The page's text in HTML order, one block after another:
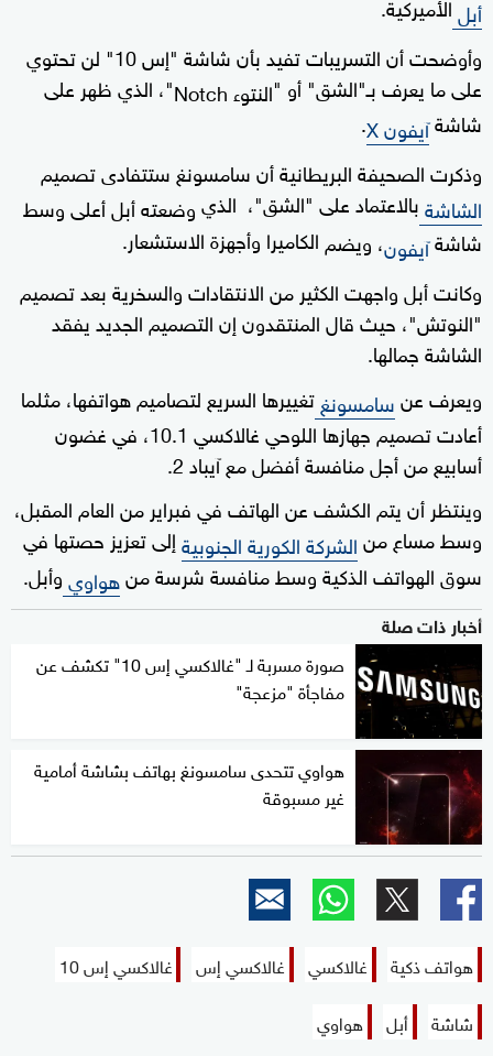
أبل
وأوضحت أن التسريبات تفيد بأن شاشة "إس 10" لن تحتوي
على ما يعرف بـ"الشق" أو "النتوء Notch
"، الذي ظهر على
شاشةآيفون X .
وذكرت الصحيفة البريطانية أن سامسونغ ستتفادى تصميم
الشاشةبالاعتماد على "الشق"، الذيوضعته أبل أعلى وسط
شاشةآيفون، ويضم الكاميرا وأجهزة الاستشعار.
وكانت أبل واجهت الكثير من الانتقادات والسخرية بعد تصميم
"النوتش"، حيث قال المنتقدون إن التصميم الجديد يفقد
الشاشة جمالها.
ويعرف عنسامسونغتغييرها السريع لتصاميم هواتفها، مثلما
أعادت تصميم جهازها اللوحي غالاكسي 10.1، في غضون
أسابيع من أجل منافسة أفضل مع آيباد 2.
وينتظر أن يتم الكشف عن الهاتف في فبراير من العام المقبل،
وسط مساع منالشركة الكورية الجنوبيةإلى تعزيز حصتها في
سوق الهواتف الذكية وسط منافسة شرسة منهواويوأبل.
أخبار ذات صلة
صورة مسربة لـ "غالاكسي إس 10" تكشف عن
مفاجأة "مزعجة"
هواوي تتحدى سامسونغ بهاتف بشاشة أمامية
غير مسبوقة
هواتف ذكية غالاكسي غالاكسي إس
غالاكسي إس 10
شاشة
أبل هواوي